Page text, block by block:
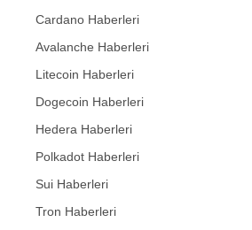
Cardano Haberleri
Avalanche Haberleri
Litecoin Haberleri
Dogecoin Haberleri
Hedera Haberleri
Polkadot Haberleri
Sui Haberleri
Tron Haberleri